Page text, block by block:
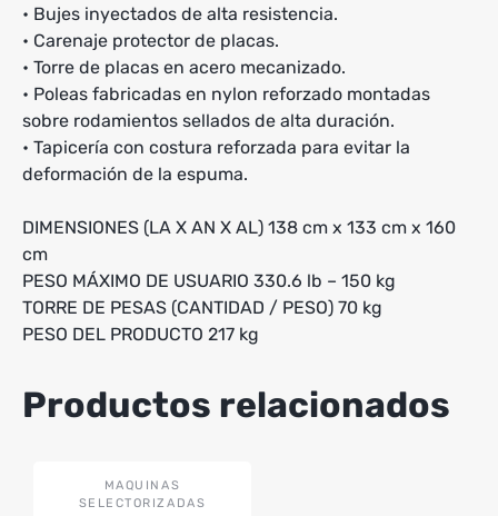
• Bujes inyectados de alta resistencia.
• Carenaje protector de placas.
• Torre de placas en acero mecanizado.
• Poleas fabricadas en nylon reforzado montadas
sobre rodamientos sellados de alta duración.
• Tapicería con costura reforzada para evitar la
deformación de la espuma.
DIMENSIONES (LA X AN X AL) 138 cm x 133 cm x 160
cm
PESO MÁXIMO DE USUARIO 330.6 lb – 150 kg
TORRE DE PESAS (CANTIDAD / PESO) 70 kg
PESO DEL PRODUCTO 217 kg
Productos relacionados
MAQUINAS
SELECTORIZADAS